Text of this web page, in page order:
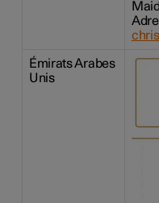
Émirats Arabes
Unis